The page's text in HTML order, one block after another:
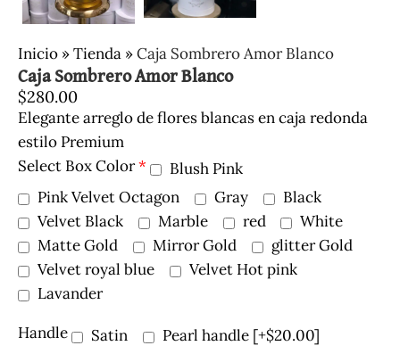
Inicio »Tienda »Caja Sombrero Amor Blanco
Caja Sombrero Amor Blanco
$280.00
Elegante arreglo de flores blancas en caja redonda
estilo Premium
Select Box Color*
Blush Pink
Pink Velvet Octagon
Gray
Black
Velvet Black
Marble red
White
Matte Gold
Mirror Gold
glitter Gold
Velvet royal blue
Velvet Hot pink
Lavander
Handle
Satin Pearl handle [+$20.00]